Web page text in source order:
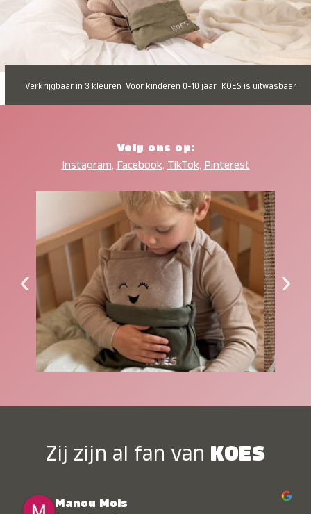
Verkrijgbaar in 3 kleuren Voor kinderen 0-10 jaar KOES is uitwasbaar
Volg ons op:
Instagram, Facebook, TikTok, Pinterest
‹ ›
Zij zijn al fan van KOES
Manou Mols